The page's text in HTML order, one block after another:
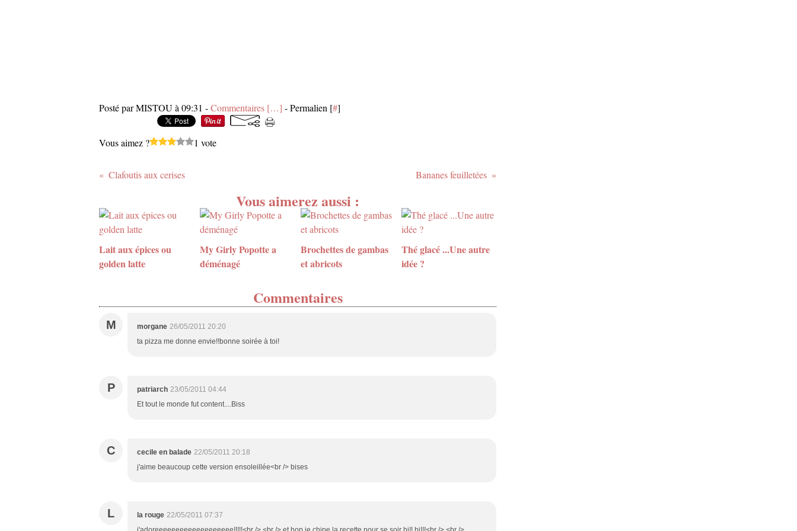
Posté par MISTOU à 09:31 -Commentaires […] - Permalien [#]
Vous aimez ? 1 vote
Clafoutis aux cerises Bananes feuilletées
Vous aimerez aussi :
Lait aux épices ou
golden latte
My Girly Popotte a
déménagé
Brochettes de gambas
et abricots
Thé glacé ...Une autre
idée ?
Commentaires
M morgane 26/05/2011 20:20
ta pizza me donne envie!!bonne soirée à toi!
P patriarch 23/05/2011 04:44
Et tout le monde fut content....Biss
C cecile en balade 22/05/2011 20:18
j'aime beaucoup cette version ensoleillée<br /> bises
L la rouge 22/05/2011 07:37